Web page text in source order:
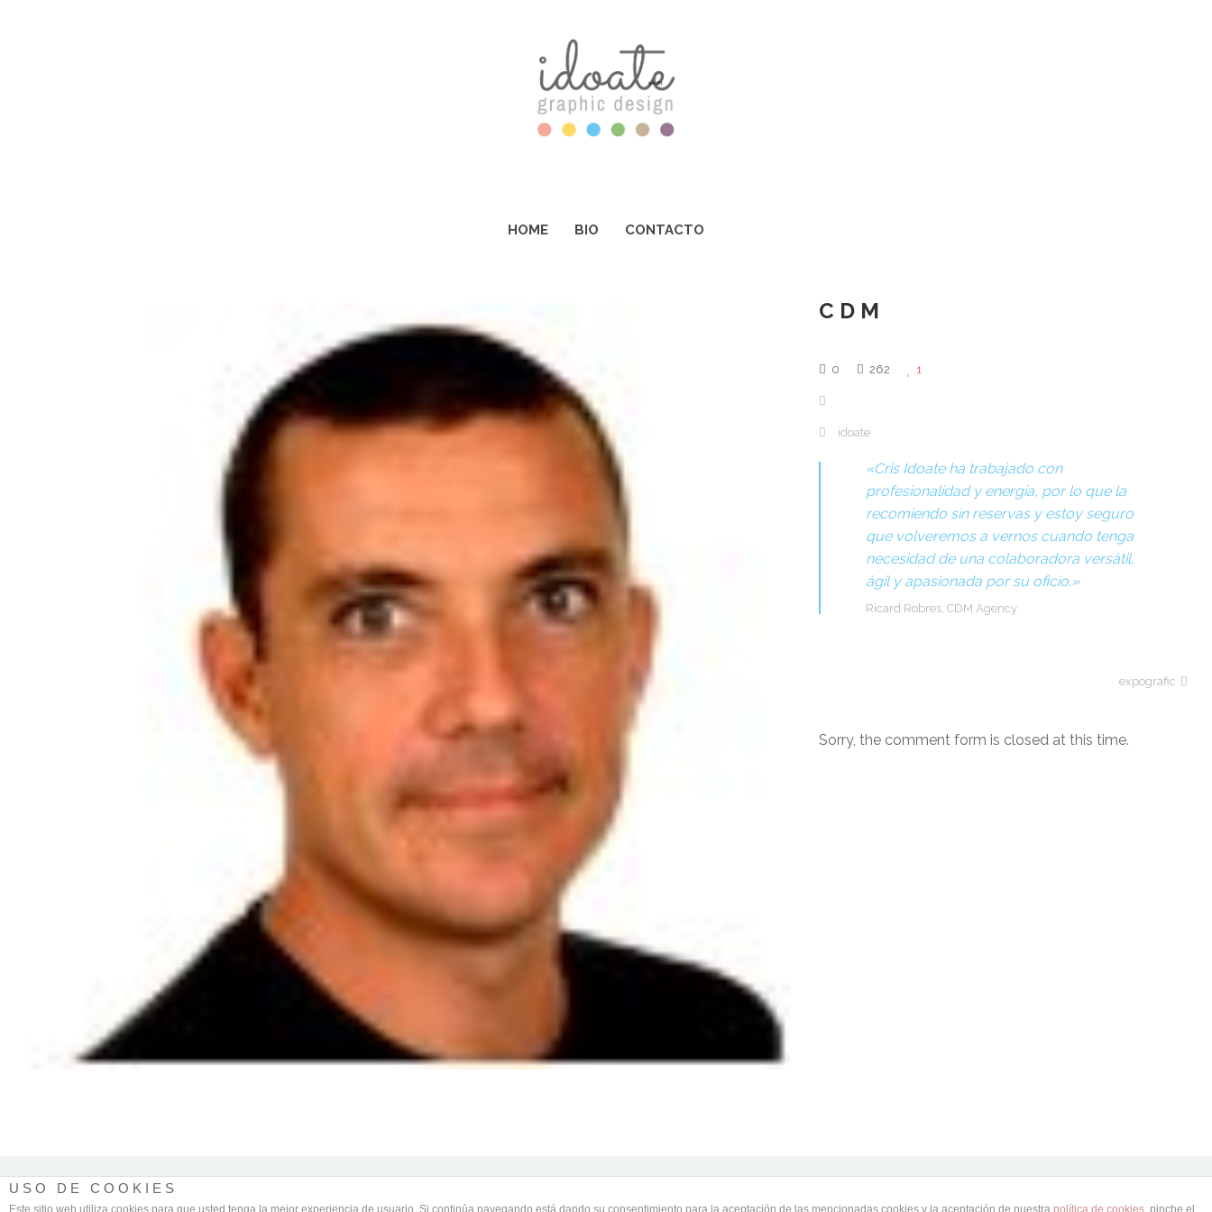
HOME BIO CONTACTO
CDM
0 262 1
idoate
«Cris Idoate ha trabajado con
profesionalidad y energía, por lo que la
recomiendo sin reservas y estoy seguro
que volveremos a vernos cuando tenga
necesidad de una colaboradora versátil,
ágil y apasionada por su oficio.»
Ricard Robres, CDM Agency
expografic
Sorry, the comment form is closed at this time.
USO DE COOKIES
Este sitio web utiliza cookies para que usted tenga la mejor experiencia de usuario. Si continúa navegando está dando su consentimiento para la aceptación de las mencionadas cookies y la aceptación de nuestra política de cookies , pinche el